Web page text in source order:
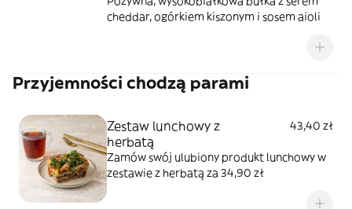
cheddar, ogórkiem kiszonym i sosem aioli
Przyjemności chodzą parami
Zestaw lunchowy z
herbatą
43,40 zł
Zamów swój ulubiony produkt lunchowy w
zestawie z herbatą za 34,90 zł